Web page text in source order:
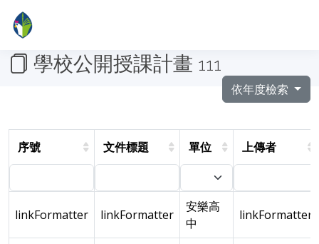
學校公開授課計畫 111
依年度檢索
序號 文件標題 單位 上傳者
linkFormatter linkFormatter
安樂高
中
linkFormatter